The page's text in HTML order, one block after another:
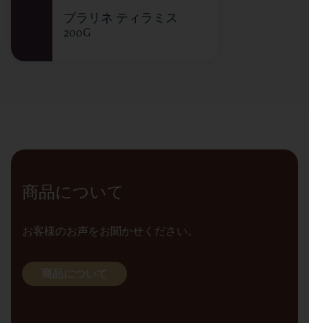
プラリネ ティラミス
200G
商品について
お客様のお声をお聞かせください。
商品について